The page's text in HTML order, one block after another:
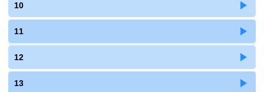
10
11
12
13